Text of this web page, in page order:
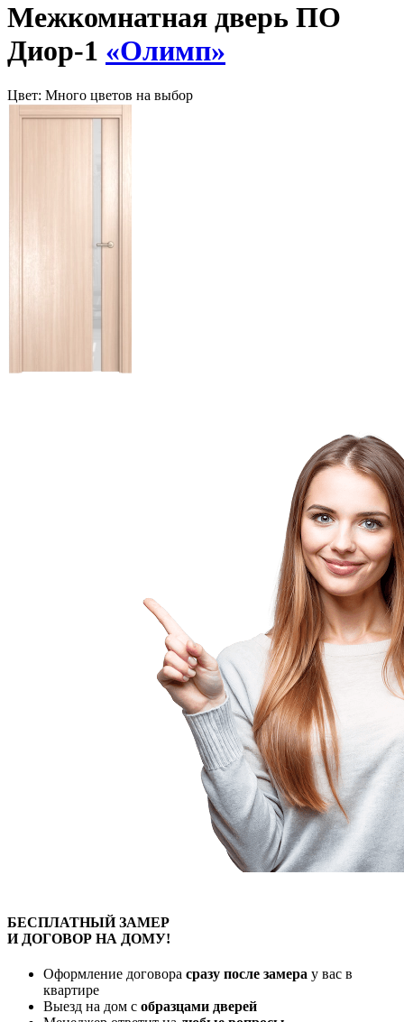
Межкомнатная дверь ПО
Диор-1 «Олимп»
Цвет: Много цветов на выбор
БЕСПЛАТНЫЙЗАМЕР
И ДОГОВОР НА ДОМУ!
Оформление договора сразу после замера у вас в
квартире
Выезд на дом с образцами дверей